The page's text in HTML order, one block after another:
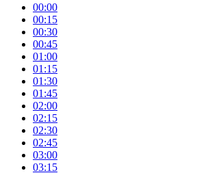
00:00
00:15
00:30
00:45
01:00
01:15
01:30
01:45
02:00
02:15
02:30
02:45
03:00
03:15